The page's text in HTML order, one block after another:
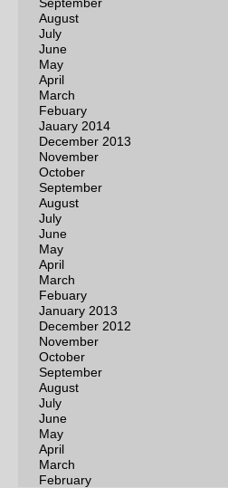
August
July
June
May
April
March
Febuary
Jauary 2014
December 2013
November
October
September
August
July
June
May
April
March
Febuary
January 2013
December 2012
November
October
September
August
July
June
May
April
March
February